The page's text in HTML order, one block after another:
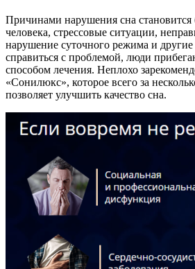
Причинами нарушения сна становится
человека, стрессовые ситуации,
нарушение суточного режима и
справиться с проблемой, люди
способом лечения. Неплохо
«Сонилюкс», которое всего за
позволяет улучшить качество сна.